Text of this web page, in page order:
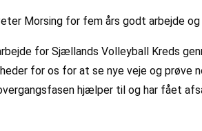
Morsing for fem års godt arbejde
for Sjællands Volleyball Kreds
for os for at se nye veje og
hjælper til og har fået